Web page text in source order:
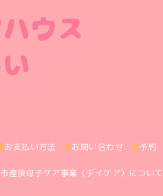
お支払い方法 お問い合わせ 予約
産後母子ケア事業（デイケア）について